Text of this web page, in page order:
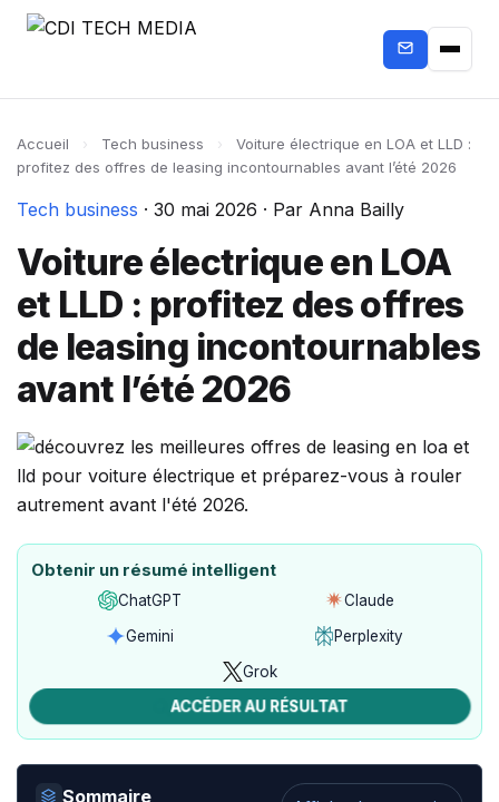
Accueil › Tech business ›
Voiture électrique en LOA et LLD :
profitez des offres de leasing incontournables avant l’été 2026
Tech business · 30 mai 2026 · Par Anna Bailly
Voiture électrique en LOA
et LLD : profitez des offres
de leasing incontournables
avant l’été 2026
Obtenir un résumé intelligent
ChatGPT
Ouvrir
avec
Claude
Ouvrir
avec
Gemini
Ouvrir
Gemini
Perplexity
Ouvrir
Perplexity
Grok
Ouvrir
avec
Grok
ACCÉDER AU RÉSULTAT
Sommaire